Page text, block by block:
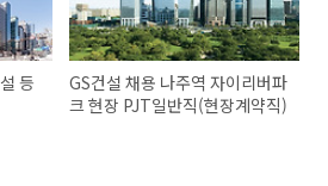
등
GS건설 채용 나주역 자이리버파
크 현장 PJT일반직(현장계약직)